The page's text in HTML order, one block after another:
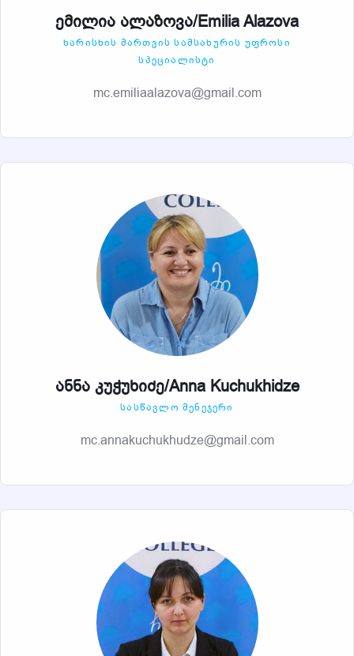
ემილია ალაზოვა/Emilia Alazova
ᲮᲐᲠᲘᲡᲮᲘᲡ ᲛᲐᲠᲗᲕᲘᲡ ᲡᲐᲛᲡᲐᲮᲣᲠᲘᲡ ᲣᲤᲠᲝᲡᲘ
ᲡᲞᲔᲪᲘᲐᲚᲘᲡᲢᲘ
mc.emiliaalazova@gmail.com
ანნა კუჭუხიძე/Anna Kuchukhidze
ᲡᲐᲡᲬᲐᲕᲚᲝ ᲛᲔᲜᲔᲯᲔᲠᲘ
mc.annakuchukhudze@gmail.com